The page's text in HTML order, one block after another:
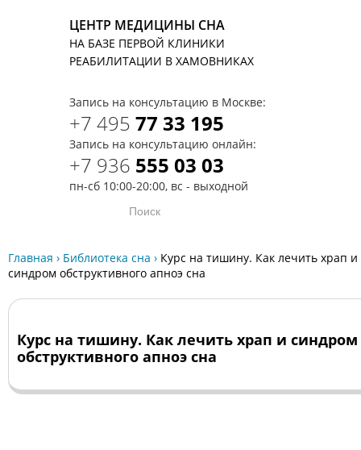
ЦЕНТР МЕДИЦИНЫ СНА
НА БАЗЕ ПЕРВОЙ КЛИНИКИ
РЕАБИЛИТАЦИИ В ХАМОВНИКАХ
Запись на консультацию в Москве:
+7 495 77 33 195
Запись на консультацию онлайн:
+7 936 555 03 03
пн-сб 10:00-20:00, вс - выходной
Главная › Библиотека сна › Курс на тишину. Как лечить храп и
синдром обструктивного апноэ сна
Курс на тишину. Как лечить храп и синдром
обструктивного апноэ сна